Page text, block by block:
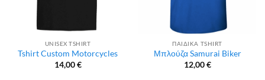
UNISEX TSHIRT
Tshirt Custom Motorcycles
14,00€
ΠΑΙΔΙΚΑ TSHIRT
Μπλούζα Samurai Biker
12,00€